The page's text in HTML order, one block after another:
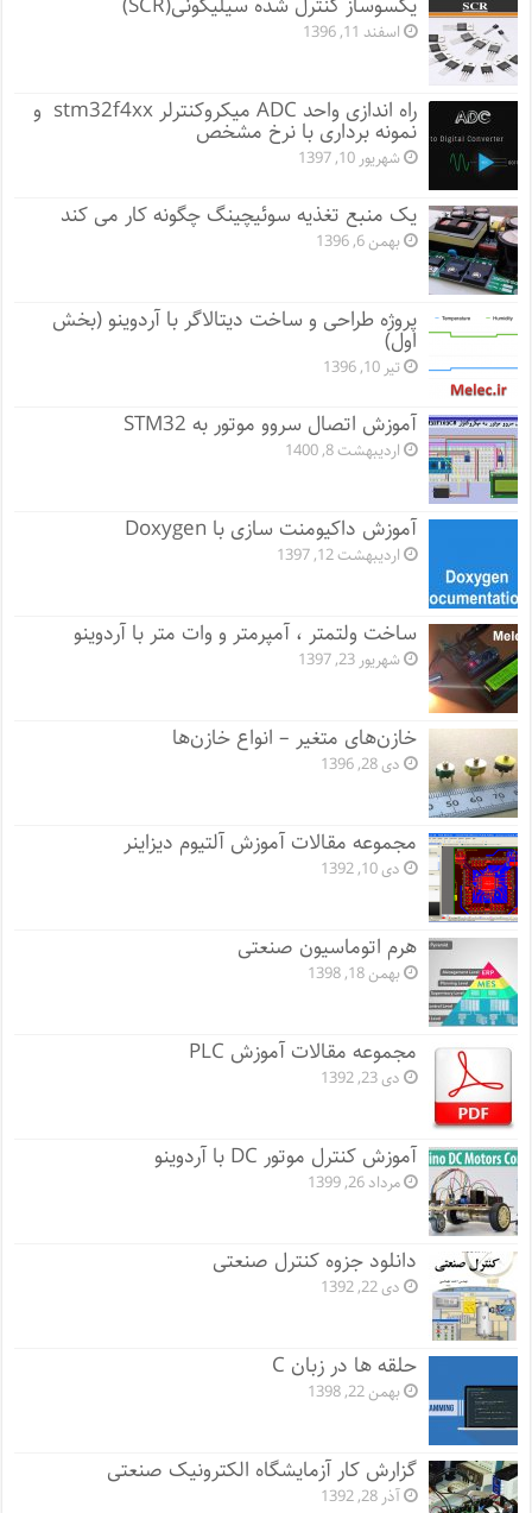
اسفند 11, 1396
راه اندازی واحد ADC میکروکنترلر stm32f4xx و
نمونه برداری با نرخ مشخص
شهریور 10, 1397
یک منبع تغذیه سوئیچینگ چگونه کار می کند
بهمن 6, 1396
پروژه طراحی و ساخت دیتالاگر با آردوینو (بخش
اول)
تیر 10, 1396
آموزش اتصال سروو موتور به STM32
اردیبهشت 8, 1400
آموزش داکیومنت سازی با Doxygen
اردیبهشت 12, 1397
ساخت ولتمتر ، آمپرمتر و وات متر با آردوینو
شهریور 23, 1397
خازن‌های متغیر – انواع خازن‌ها
دی 28, 1396
مجموعه مقالات آموزش آلتیوم دیزاینر
دی 10, 1392
هرم اتوماسیون صنعتی
بهمن 18, 1398
مجموعه مقالات آموزش PLC
دی 23, 1392
آموزش کنترل موتور DC با آردوینو
مرداد 26, 1399
دانلود جزوه کنترل صنعتی
دی 22, 1392
حلقه ها در زبان C
بهمن 22, 1398
گزارش کار آزمایشگاه الکترونیک صنعتی
آذر 28, 1392